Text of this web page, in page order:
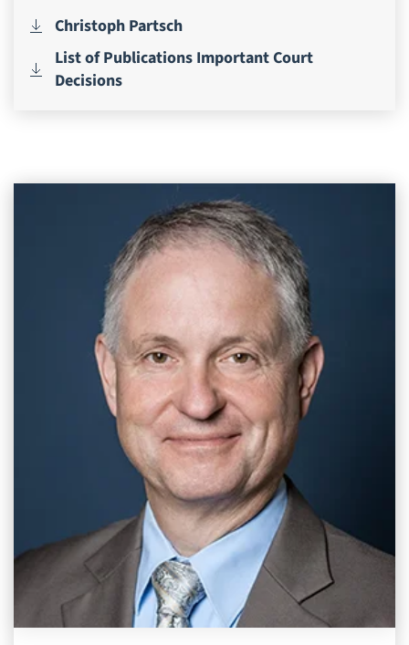
Christoph Partsch
List of Publications Important Court
Decisions